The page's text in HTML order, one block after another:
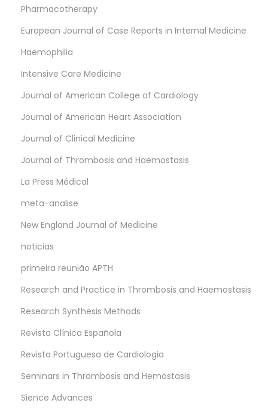
Pharmacotherapy
European Journal of Case Reports in Internal Medicine
Haemophilia
Intensive Care Medicine
Journal of American College of Cardiology
Journal of American Heart Association
Journal of Clinical Medicine
Journal of Thrombosis and Haemostasis
La Press Médical
meta-analise
New England Journal of Medicine
noticias
primeira reunião APTH
Research and Practice in Thrombosis and Haemostasis
Research Synthesis Methods
Revista Clínica Española
Revista Portuguesa de Cardiologia
Seminars in Thrombosis and Hemostasis
Sience Advances